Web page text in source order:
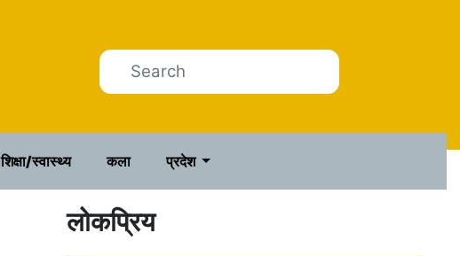
शिक्षा/स्वास्थ्य कला प्रदेश
लोकप्रिय